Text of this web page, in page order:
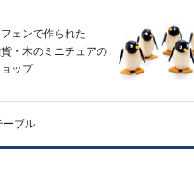
ェンで作られた
・木のミニチュアの
ップ
ーブル